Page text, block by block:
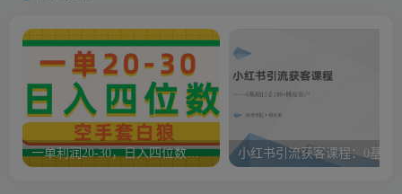
一单利润20-30，日入四位数，空手套白狼，只要做就能赚，简单无套路